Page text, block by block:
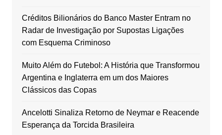
Créditos Bilionários do Banco Master Entram no
Radar de Investigação por Supostas Ligações
com Esquema Criminoso
Muito Além do Futebol: A História que Transformou
Argentina e Inglaterra em um dos Maiores
Clássicos das Copas
Ancelotti Sinaliza Retorno de Neymar e Reacende
Esperança da Torcida Brasileira